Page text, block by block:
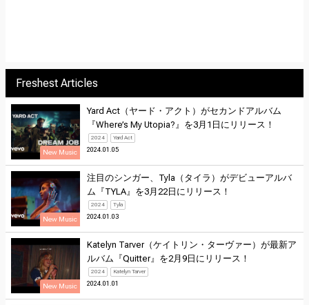
Freshest Articles
New Music
Yard Act（ヤード・アクト）がセカンドアルバム
『Where’s My Utopia?』を3月1日にリリース！
2024 Yard Act
2024.01.05
New Music
注目のシンガー、Tyla（タイラ）がデビューアルバ
ム『TYLA』を3月22日にリリース！
2024 Tyla
2024.01.03
New Music
Katelyn Tarver（ケイトリン・ターヴァー）が最新ア
ルバム『Quitter』を2月9日にリリース！
2024 Katelyn Tarver
2024.01.01